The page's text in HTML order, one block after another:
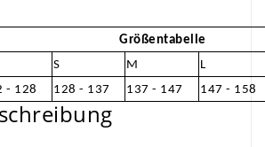
Größentabelle
S M
L
- 128 128 - 137 137 - 147 147 - 158